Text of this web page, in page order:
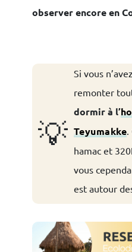
observer encore en
💡
Si vous
remonter
dormir à l’
Teyumakke.
hamac et
vous
est autour